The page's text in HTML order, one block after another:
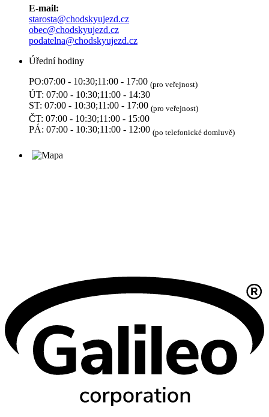
E-mail:
starosta@chodskyujezd.cz
obec@chodskyujezd.cz
podatelna@chodskyujezd.cz
Úřední hodiny
PO:07:00 - 10:30;11:00 - 17:00 (pro veřejnost)
ÚT: 07:00 - 10:30;11:00 - 14:30
ST: 07:00 - 10:30;11:00 - 17:00 (pro veřejnost)
ČT: 07:00 - 10:30;11:00 - 15:00
PÁ: 07:00 - 10:30;11:00 - 12:00 (po telefonické domluvě)